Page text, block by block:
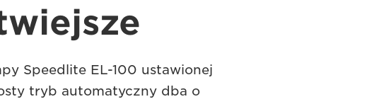
Speedlite EL-100 ustawionej
tryb automatyczny dba o